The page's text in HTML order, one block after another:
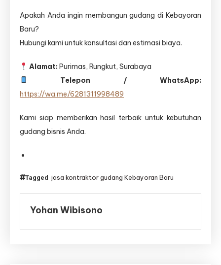
Apakah Anda ingin membangun gudang di Kebayoran
Baru?
Hubungi kami untuk konsultasi dan estimasi biaya.
Alamat: Purimas, Rungkut, Surabaya
Telepon / WhatsApp:
https://wa.me/6281311998489
Kami siap memberikan hasil terbaik untuk kebutuhan
gudang bisnis Anda.
Tagged jasa kontraktor gudang Kebayoran Baru
Yohan Wibisono